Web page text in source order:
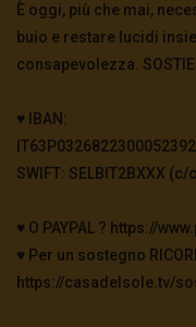
È oggi, più che mai,
buio e restare lucidi
consapevolezza.
♥️ IBAN:
SWIFT: SELBIT2BXXX
♥️ O PAYPAL ? https://
♥️ Per un sostegno
https://casadelsole.tv/